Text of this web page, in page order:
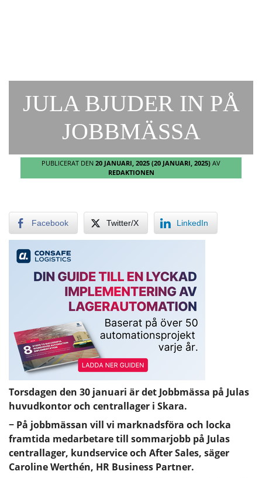
JULA BJUDER IN PÅ
JOBBMÄSSA
PUBLICERAT DEN 20 JANUARI, 2025 (20 JANUARI, 2025) AV
REDAKTIONEN
Facebook Twitter/X LinkedIn
Torsdagen den 30 januari är det Jobbmässa på Julas
huvudkontor och centrallager i Skara.
− På jobbmässan vill vi marknadsföra och locka
framtida medarbetare till sommarjobb på Julas
centrallager, kundservice och After Sales, säger
Caroline Werthén, HR Business Partner.